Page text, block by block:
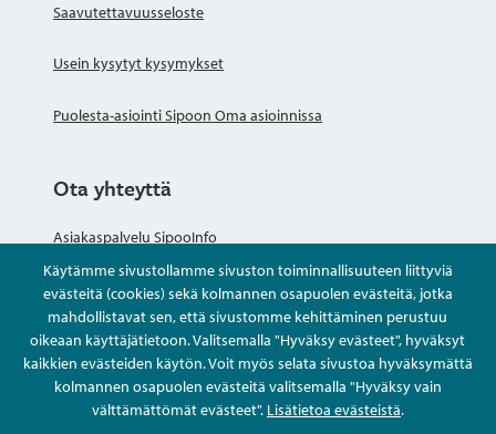
Käytämme sivustollamme sivuston toiminnallisuuteen liittyviä
evästeitä (cookies) sekä kolmannen osapuolen evästeitä, jotka
mahdollistavat sen, että sivustomme kehittäminen perustuu
oikeaan käyttäjätietoon. Valitsemalla "Hyväksy evästeet", hyväksyt
kaikkien evästeiden käytön. Voit myös selata sivustoa hyväksymättä
kolmannen osapuolen evästeitä valitsemalla "Hyväksy vain
välttämättömät evästeet". Lisätietoa evästeistä.
Saavutettavuusseloste
Usein kysytyt kysymykset
Puolesta-asiointi Sipoon Oma asioinnissa
Ota yhteyttä
Asiakaspalvelu SipooInfo
Anna palautetta nimettömästi
Kysy tai asioi
Yhteystiedot